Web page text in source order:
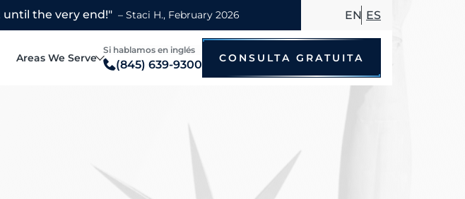
EN ES
Accidentes por conducir en estado
Accidentes de motocicleta
Areas We Serve
Disponible las 24 horas
(845) 639-9300 CONSULTA GRATUITA